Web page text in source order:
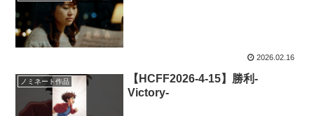
2026.02.16
ノミネート作品
【HCFF2026-4-15】勝利-
Victory-